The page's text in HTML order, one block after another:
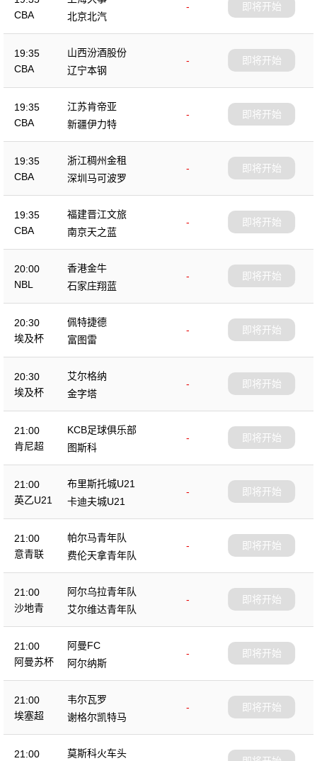
CBA
-
北京北汽
即将开始
19:35
CBA
山西汾酒股份
-
辽宁本钢
即将开始
19:35
CBA
江苏肯帝亚
-
新疆伊力特
即将开始
19:35
CBA
浙江稠州金租
-
深圳马可波罗
即将开始
19:35
CBA
福建晋江文旅
-
南京天之蓝
即将开始
20:00
NBL
香港金牛
-
石家庄翔蓝
即将开始
20:30
埃及杯
佩特捷德
-
富图雷
即将开始
20:30
埃及杯
艾尔格纳
-
金字塔
即将开始
21:00
肯尼超
KCB足球俱乐部
-
图斯科
即将开始
21:00
英乙U21
布里斯托城U21
-
卡迪夫城U21
即将开始
21:00
意青联
帕尔马青年队
-
费伦天拿青年队
即将开始
21:00
沙地青
阿尔乌拉青年队
-
艾尔维达青年队
即将开始
21:00
阿曼苏杯
阿曼FC
-
阿尔纳斯
即将开始
21:00
埃塞超
韦尔瓦罗
-
谢格尔凯特马
即将开始
21:00
莫斯科火车头